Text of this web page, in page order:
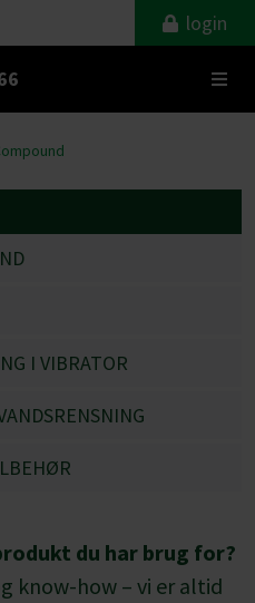
login
I VIBRATOR
du har brug for?
know-how – vi er altid